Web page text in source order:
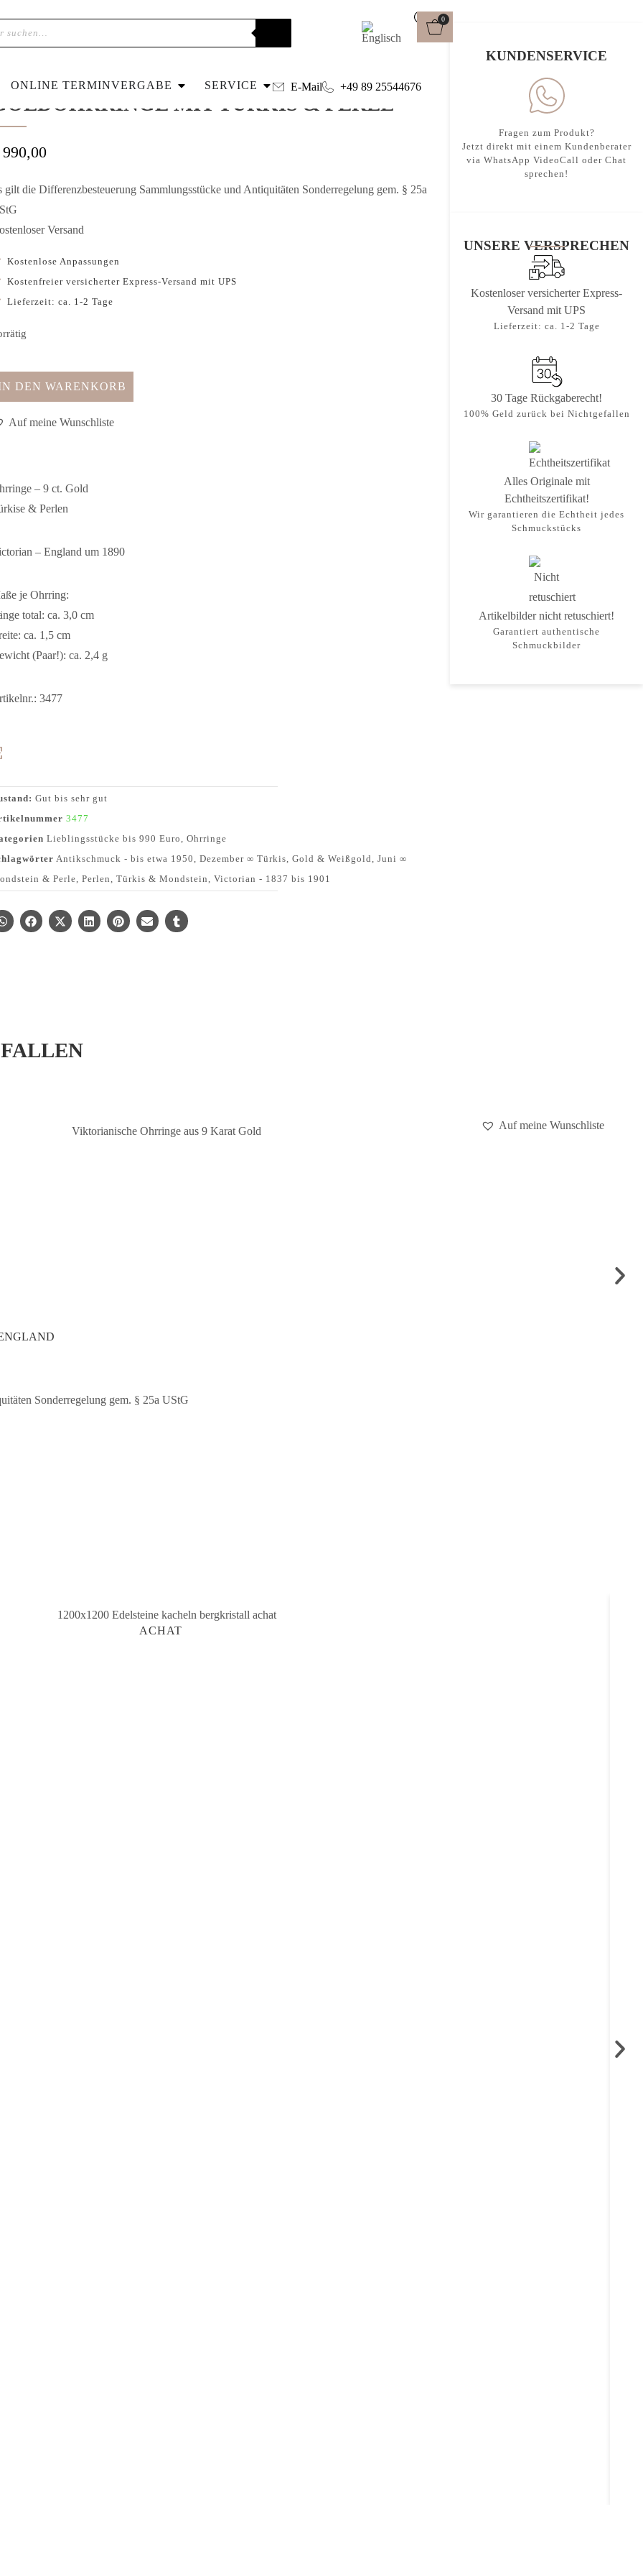
0
ONLINE TERMINVERGABE SERVICE E-Mail +49 89 25544676
»Shop»Um 1890 – Viktorianische Goldohrringe mit Türkis & Perle
UM 1890 – VIKTORIANISCHE
MIT TÜRKIS & PERLE
990,00
gilt die Differenzbesteuerung Sammlungsstücke und Antiquitäten Sonderregelung gem. § 25a
Versand
Kostenlose Anpassungen
Kostenfreier versicherter Express-Versand mit UPS
Lieferzeit: ca. 1-2 Tage
DEN WARENKORB
Auf meine Wunschliste
– 9 ct. Gold
& Perlen
– England um 1890
je Ohrring:
total: ca. 3,0 cm
ca. 1,5 cm
(Paar!): ca. 2,4 g
3477
Gut bis sehr gut
3477
Lieblingsstücke bis 990 Euro ,Ohrringe
Antikschmuck - bis etwa 1950 ,Dezember ∞ Türkis ,Gold & Weißgold ,Juni ∞
& Perle ,Perlen ,Türkis & Mondstein ,Victorian - 1837 bis 1901
KUNDENSERVICE
Fragen zum Produkt?
Jetzt direkt mit einem Kundenberater
via WhatsApp VideoCall oder Chat
sprechen!
UNSERE VERSPRECHEN
Kostenloser versicherter Express-
Versand mit UPS
Lieferzeit: ca. 1-2 Tage
30 Tage Rückgaberecht!
100% Geld zurück bei Nichtgefallen
Alles Originale mit
Echtheitszertifikat!
Wir garantieren die Echtheit jedes
Schmuckstücks
Artikelbilder nicht retuschiert!
Garantiert authentische
Schmuckbilder
Auf meine Wunschliste
Sonderregelung gem. § 25a UStG
ACHAT